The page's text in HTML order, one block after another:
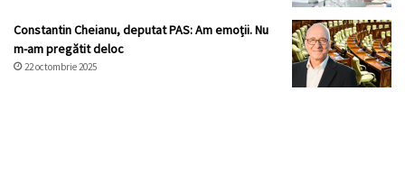
Constantin Cheianu, deputat PAS: Am emoții. Nu
m-am pregătit deloc
22 octombrie 2025